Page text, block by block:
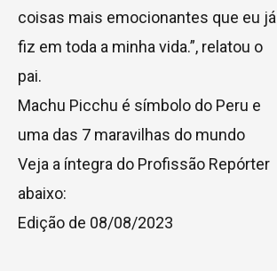
coisas mais emocionantes que eu já
fiz em toda a minha vida.”, relatou o
pai.
Machu Picchu é símbolo do Peru e
uma das 7 maravilhas do mundo
Veja a íntegra do Profissão Repórter
abaixo:
Edição de 08/08/2023